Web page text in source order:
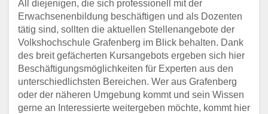
All diejenigen, die sich professionell mit der
Erwachsenenbildung beschäftigen und als Dozenten
tätig sind, sollten die aktuellen Stellenangebote der
Volkshochschule Grafenberg im Blick behalten. Dank
des breit gefächerten Kursangebots ergeben sich hier
Beschäftigungsmöglichkeiten für Experten aus den
unterschiedlichsten Bereichen. Wer aus Grafenberg
oder der näheren Umgebung kommt und sein Wissen
gerne an Interessierte weitergeben möchte, kommt hier